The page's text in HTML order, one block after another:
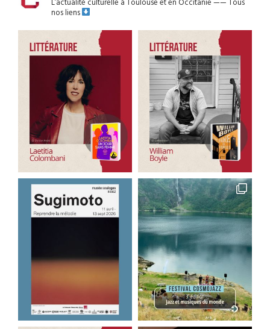
L’actualité culturelle à Toulouse et en Occitanie—— Tous
nos liens